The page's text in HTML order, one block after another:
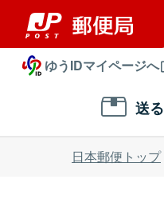
ゆうIDマイページへ
送る
日本郵便トップ